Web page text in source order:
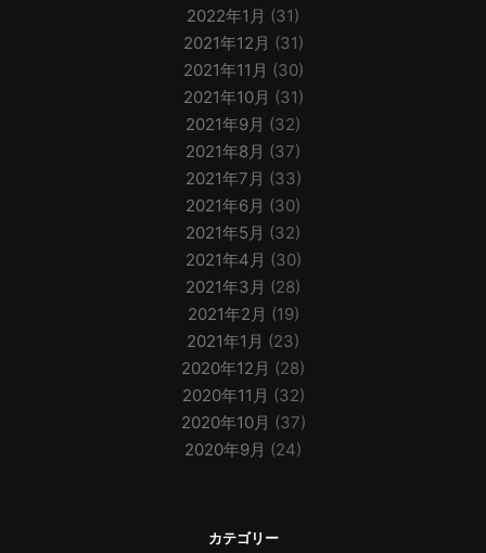
2022年1月 (31)
2021年12月 (31)
2021年11月 (30)
2021年10月 (31)
2021年9月 (32)
2021年8月 (37)
2021年7月 (33)
2021年6月 (30)
2021年5月 (32)
2021年4月 (30)
2021年3月 (28)
2021年2月 (19)
2021年1月 (23)
2020年12月 (28)
2020年11月 (32)
2020年10月 (37)
2020年9月 (24)
カテゴリー